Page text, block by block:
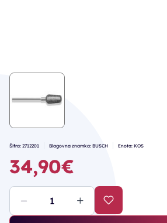
Šifra: 2712201 Blagovna znamka: BUSCH Enota: KOS
34,90€